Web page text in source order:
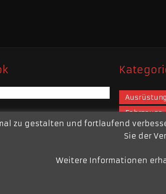
Ausrüstung
Fahrzeuge
Tipps der
zu gestalten und fortlaufend
Sie der
Weitere Informationen